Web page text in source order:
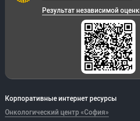
Корпоративные интернет ресурсы
Онкологический центр «София»
Результат независимой